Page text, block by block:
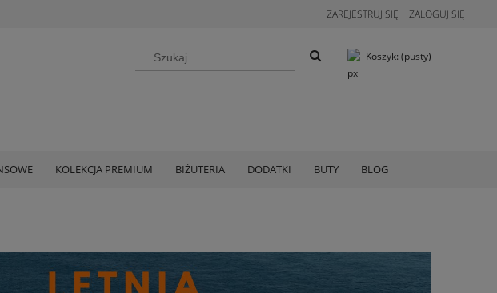
ZAREJESTRUJ SIĘ ZALOGUJ SIĘ
Koszyk: (pusty)
KOLEKCJA PREMIUM BIŻUTERIA DODATKI BUTY BLOG